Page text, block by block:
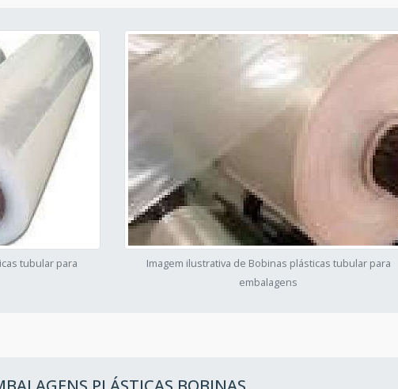
tubular para
Imagem ilustrativa de Bobinas plásticas tubular para
embalagens